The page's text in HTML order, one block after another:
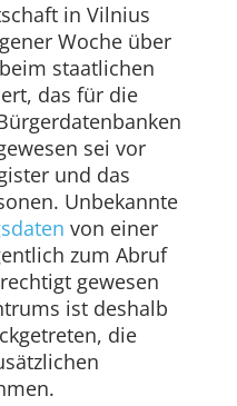
in Vilnius
Woche über
staatlichen
das für die
sei vor
und das
Unbekannte
von einer
zum Abruf
gewesen
ist deshalb
die